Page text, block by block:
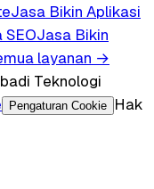
Jasa Bikin Aplikasi
SEOJasa Bikin
layanan →
Teknologi
Pengaturan Cookie
Hak